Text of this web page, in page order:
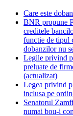
Care este
BNR propune
creditele
functie de tipul
dobanzilor nu
Legile privind
preluate de
(actualizat)
Legea privind
inclusa pe
Senatorul
numai bou-i